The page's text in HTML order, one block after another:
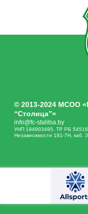
© 2013-2024 МСОО
“Столица”»
info@fc-stalitsa.by
УНП 194903495. ТР РБ
Независимости 181-7Н, каб.